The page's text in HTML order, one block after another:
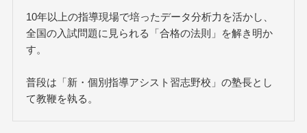
10年以上の指導現場で培ったデータ分析力を活かし、
全国の入試問題に見られる「合格の法則」を解き明か
す。
普段は「新・個別指導アシスト習志野校」の塾長とし
て教鞭を執る。